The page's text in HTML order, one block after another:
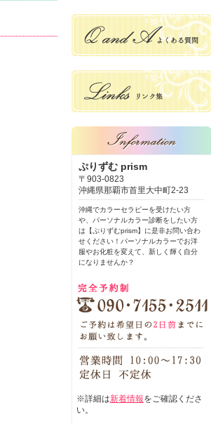
ぷりずむ prism
〒903-0823
沖縄県那覇市首里大中町2-23
沖縄でカラーセラピーを受けたい方
や、パーソナルカラー診断をしたい方
は【ぷりずむprism】に是非お問い合わ
せください！パーソナルカラーでお洋
服やお化粧を変えて、新しく輝く自分
になりませんか？
※詳細は新着情報をご確認くださ
い。